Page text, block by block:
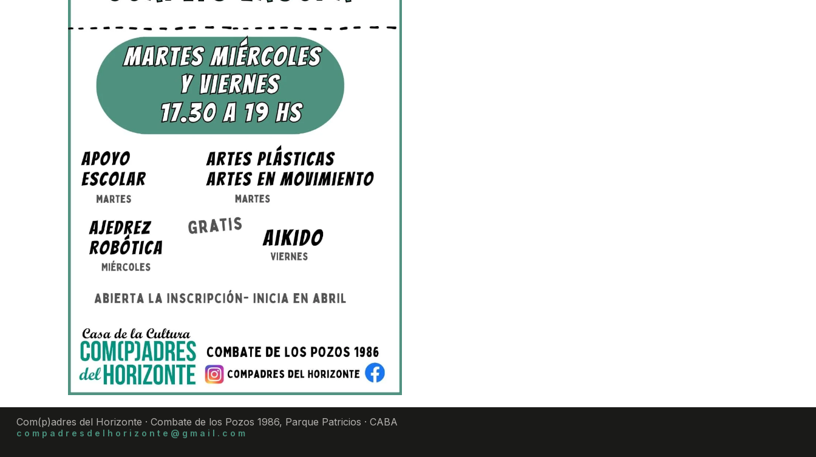
Com(p)adres del Horizonte · Combate de los Pozos 1986, Parque Patricios · CABA
compadresdelhorizonte@gmail.com